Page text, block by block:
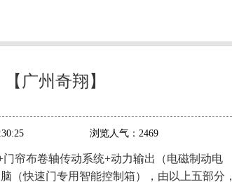
广州奇翔】
浏览人气： 2469
帘布卷轴传动系统+动力输出（电磁制动电
（快速门专用智能控制箱），由以上五部分，